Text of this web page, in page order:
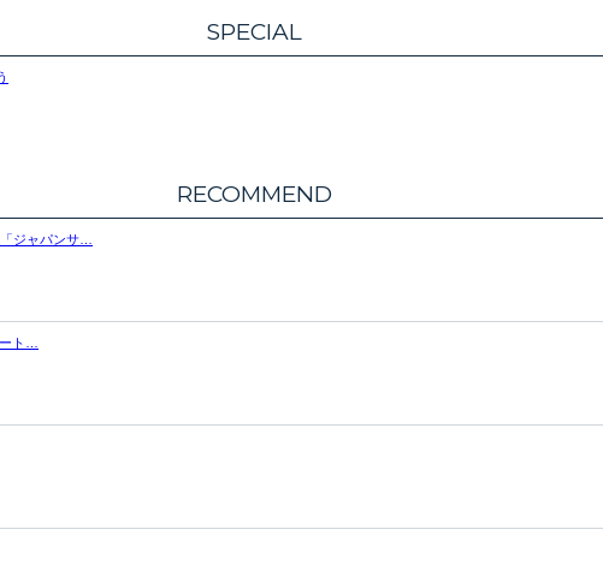
SPECIAL
RECOMMEND
ジャパンサ…
ト…